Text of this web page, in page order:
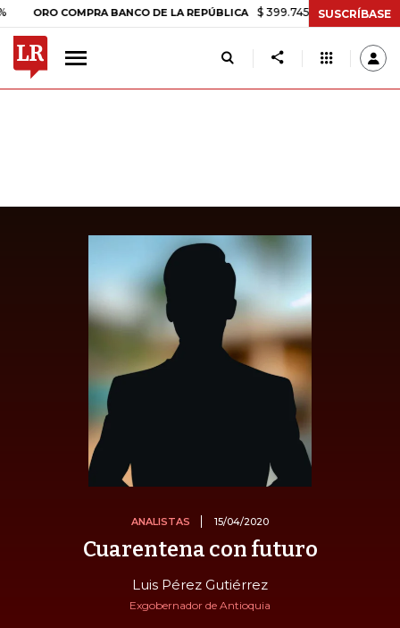
COMPRA BANCO DE LA REPÚBLICA $ 399.745,16 +$ 2.295,71 +0,58%
SUSCRÍBASE
ANALISTAS 15/04/2020
Cuarentena con futuro
Luis Pérez Gutiérrez
Exgobernador de Antioquia